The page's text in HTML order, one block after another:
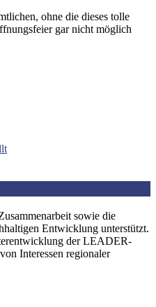
ohne die dieses tolle
gar nicht möglich
sowie die
Entwicklung unterstützt.
der LEADER-
Interessen regionaler